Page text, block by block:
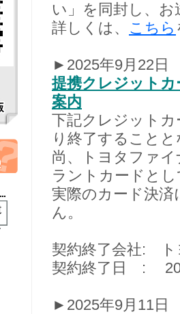
い」を同封し、
詳しくは、 こちら
►2025年9月22日
提携クレジット
案内
下記クレジット
り終了すること
尚、トヨタファ
ラントカードと
実際のカード決
ん。
契約終了会社: ト
契約終了日 :
►2025年9月11日